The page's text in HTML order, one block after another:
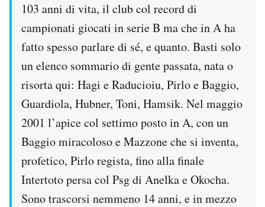
103 anni di vita, il club col record di
campionati giocati in serie B ma che in A ha
fatto spesso parlare di sé, e quanto. Basti solo
un elenco sommario di gente passata, nata o
risorta qui: Hagi e Raducioiu, Pirlo e Baggio,
Guardiola, Hubner, Toni, Hamsik. Nel maggio
2001 l’apice col settimo posto in A, con un
Baggio miracoloso e Mazzone che si inventa,
profetico, Pirlo regista, fino alla finale
Intertoto persa col Psg di Anelka e Okocha.
Sono trascorsi nemmeno 14 anni, e in mezzo